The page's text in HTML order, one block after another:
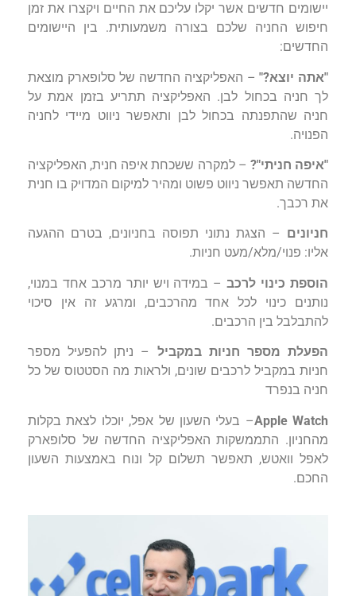
יישומים חדשים אשר יקלו עליכם את החיים ויקצרו את זמן
חיפוש החניה שלכם בצורה משמעותית. בין היישומים
החדשים:
"אתה יוצא?"– האפליקציה החדשה של סלופארק מוצאת
לך חניה בכחול לבן. האפליקציה תתריע בזמן אמת על
חניה שהתפנתה בכחול לבן ותאפשר ניווט מיידי לחניה
הפנויה.
"איפה חניתי"? – למקרה ששכחת איפה חנית, האפליקציה
החדשה תאפשר ניווט פשוט ומהיר למיקום המדויק בו חנית
את רכבך.
חניונים – הצגת נתוני תפוסה בחניונים, בטרם ההגעה
אליו: פנוי/מלא/מעט חניות.
הוספת כינוי לרכב– במידה ויש יותר מרכב אחד במנוי,
נותנים כינוי לכל אחד מהרכבים, ומרגע זה אין סיכוי
להתבלבל בין הרכבים.
הפעלת מספר חניות במקביל – ניתן להפעיל מספר
חניות במקביל לרכבים שונים, ולראות מה הסטטוס של כל
חניה בנפרד
Apple Watch– בעלי השעון של אפל, יוכלו לצאת בקלות
מהחניון. התממשקות האפליקציה החדשה של סלופארק
לאפל וואטש, תאפשר תשלום קל ונוח באמצעות השעון
החכם.